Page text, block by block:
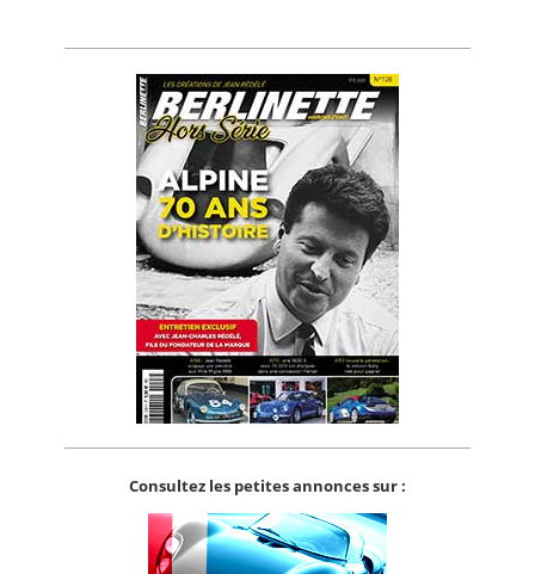
Consultez les petites annonces sur :